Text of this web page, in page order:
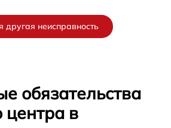
другая неисправность
обязательства
центра в